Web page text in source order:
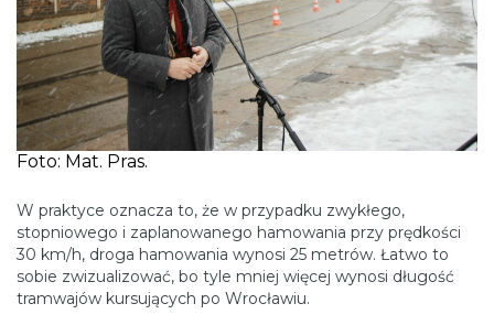
Foto: Mat. Pras.
W praktyce oznacza to, że w przypadku zwykłego,
stopniowego i zaplanowanego hamowania przy prędkości
30 km/h, droga hamowania wynosi 25 metrów. Łatwo to
sobie zwizualizować, bo tyle mniej więcej wynosi długość
tramwajów kursujących po Wrocławiu.